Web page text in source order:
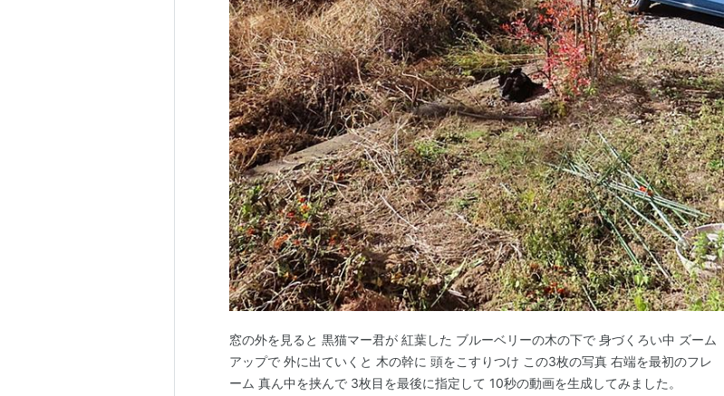
窓の外を見ると 黒猫マー君が 紅葉した ブルーベリーの木の下で 身づくろい中 ズーム
アップで 外に出ていくと 木の幹に 頭をこすりつけ この3枚の写真 右端を最初のフレ
ーム 真ん中を挟んで 3枚目を最後に指定して 10秒の動画を生成してみました。